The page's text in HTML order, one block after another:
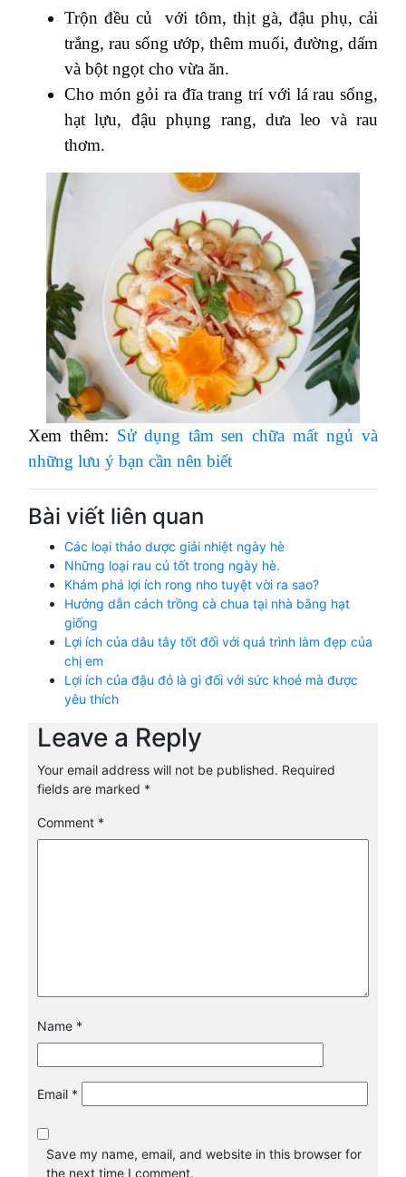
Trộn đều củ với tôm, thịt gà, đậu phụ, cải
trắng, rau sống ướp, thêm muối, đường, dấm
và bột ngọt cho vừa ăn.
Cho món gỏi ra đĩa trang trí với lá rau sống,
hạt lựu, đậu phụng rang, dưa leo và rau
thơm.
Xem thêm: Sử dụng tâm sen chữa mất ngủ và
những lưu ý bạn cần nên biết
Bài viết liên quan
Các loại thảo dược giải nhiệt ngày hè
Những loại rau củ tốt trong ngày hè.
Khám phá lợi ích rong nho tuyệt vời ra sao?
Hướng dẫn cách trồng cà chua tại nhà bằng hạt
giống
Lợi ích của dâu tây tốt đối với quá trình làm đẹp của
chị em
Lợi ích của đậu đỏ là gì đối với sức khoẻ mà được
yêu thích
Leave a Reply
Your email address will not be published. Required
fields are marked *
Comment *
Name *
Email *
Save my name, email, and website in this browser for
the next time I comment.